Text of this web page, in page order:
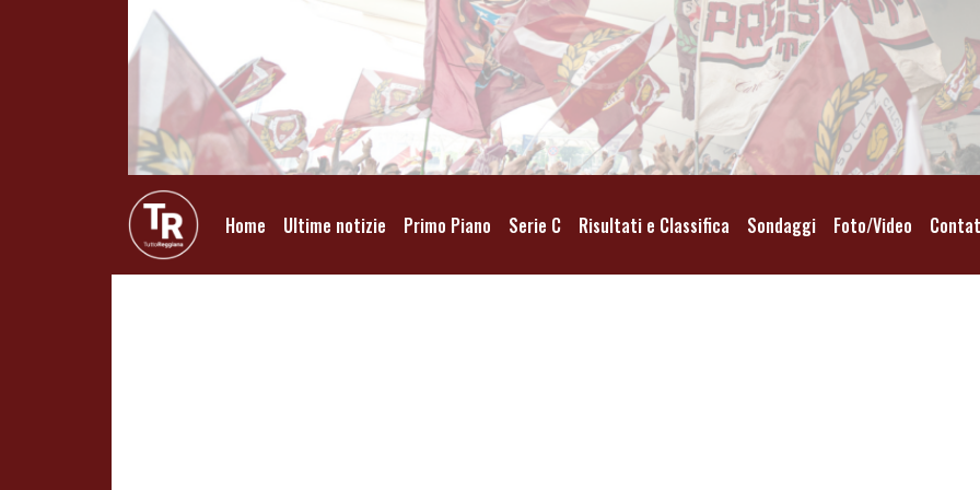
Home Ultime notizie Primo Piano Serie C Risultati e Classifica Sondaggi Foto/Video